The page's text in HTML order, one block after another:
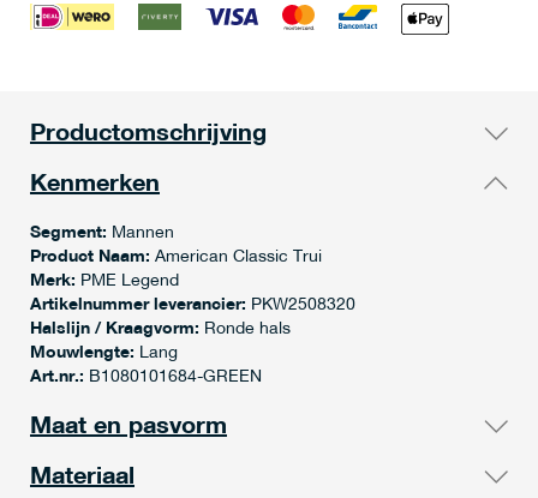
Productomschrijving
Kenmerken
Segment: Mannen
Product Naam: American Classic Trui
Merk: PME Legend
Artikelnummer leverancier: PKW2508320
Halslijn / Kraagvorm: Ronde hals
Mouwlengte: Lang
Art.nr.: B1080101684-GREEN
Maat en pasvorm
Materiaal